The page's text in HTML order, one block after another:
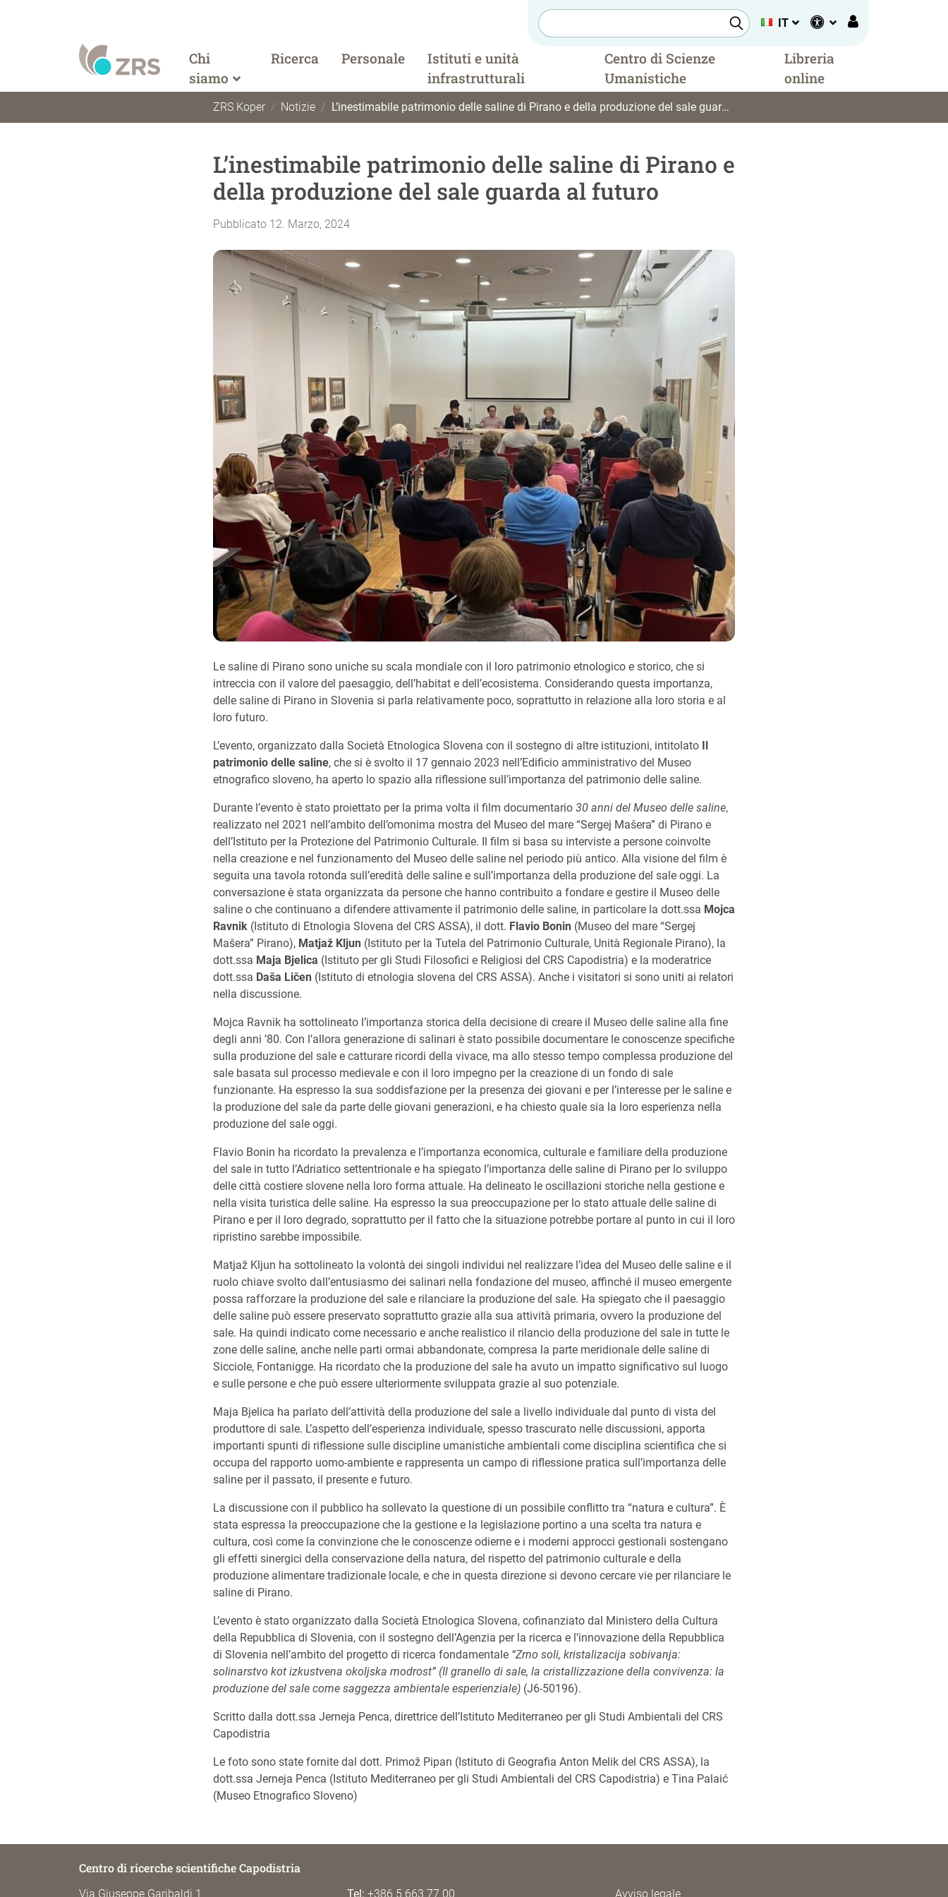
IT
Chi
siamo
Ricerca Personale
Istituti e unità
infrastrutturali
Centro di Scienze
Umanistiche
Libreria
online
ZRS Koper Notizie L’inestimabile patrimonio delle saline di Pirano e della produzione del sale guarda al futuro
L’inestimabile patrimonio delle saline di Pirano e
della produzione del sale guarda al futuro
Pubblicato 12. Marzo, 2024
Le saline di Pirano sono uniche su scala mondiale con il loro patrimonio etnologico e storico, che si
intreccia con il valore del paesaggio, dell’habitat e dell’ecosistema. Considerando questa importanza,
delle saline di Pirano in Slovenia si parla relativamente poco, soprattutto in relazione alla loro storia e al
loro futuro.
L’evento, organizzato dalla Società Etnologica Slovena con il sostegno di altre istituzioni, intitolato Il
patrimonio delle saline, che si è svolto il 17 gennaio 2023 nell’Edificio amministrativo del Museo
etnografico sloveno, ha aperto lo spazio alla riflessione sull’importanza del patrimonio delle saline.
Durante l’evento è stato proiettato per la prima volta il film documentario 30 anni del Museo delle saline,
realizzato nel 2021 nell’ambito dell’omonima mostra del Museo del mare “Sergej Mašera” di Pirano e
dell’Istituto per la Protezione del Patrimonio Culturale. Il film si basa su interviste a persone coinvolte
nella creazione e nel funzionamento del Museo delle saline nel periodo più antico. Alla visione del film è
seguita una tavola rotonda sull’eredità delle saline e sull’importanza della produzione del sale oggi. La
conversazione è stata organizzata da persone che hanno contribuito a fondare e gestire il Museo delle
saline o che continuano a difendere attivamente il patrimonio delle saline, in particolare la dott.ssa Mojca
Ravnik (Istituto di Etnologia Slovena del CRS ASSA), il dott. Flavio Bonin (Museo del mare “Sergej
Mašera” Pirano), Matjaž Kljun (Istituto per la Tutela del Patrimonio Culturale, Unità Regionale Pirano), la
dott.ssa Maja Bjelica (Istituto per gli Studi Filosofici e Religiosi del CRS Capodistria) e la moderatrice
dott.ssa Daša Ličen (Istituto di etnologia slovena del CRS ASSA). Anche i visitatori si sono uniti ai relatori
nella discussione.
Mojca Ravnik ha sottolineato l’importanza storica della decisione di creare il Museo delle saline alla fine
degli anni ’80. Con l’allora generazione di salinari è stato possibile documentare le conoscenze specifiche
sulla produzione del sale e catturare ricordi della vivace, ma allo stesso tempo complessa produzione del
sale basata sul processo medievale e con il loro impegno per la creazione di un fondo di sale
funzionante. Ha espresso la sua soddisfazione per la presenza dei giovani e per l’interesse per le saline e
la produzione del sale da parte delle giovani generazioni, e ha chiesto quale sia la loro esperienza nella
produzione del sale oggi.
Flavio Bonin ha ricordato la prevalenza e l’importanza economica, culturale e familiare della produzione
del sale in tutto l’Adriatico settentrionale e ha spiegato l’importanza delle saline di Pirano per lo sviluppo
delle città costiere slovene nella loro forma attuale. Ha delineato le oscillazioni storiche nella gestione e
nella visita turistica delle saline. Ha espresso la sua preoccupazione per lo stato attuale delle saline di
Pirano e per il loro degrado, soprattutto per il fatto che la situazione potrebbe portare al punto in cui il loro
ripristino sarebbe impossibile.
Matjaž Kljun ha sottolineato la volontà dei singoli individui nel realizzare l’idea del Museo delle saline e il
ruolo chiave svolto dall’entusiasmo dei salinari nella fondazione del museo, affinché il museo emergente
possa rafforzare la produzione del sale e rilanciare la produzione del sale. Ha spiegato che il paesaggio
delle saline può essere preservato soprattutto grazie alla sua attività primaria, ovvero la produzione del
sale. Ha quindi indicato come necessario e anche realistico il rilancio della produzione del sale in tutte le
zone delle saline, anche nelle parti ormai abbandonate, compresa la parte meridionale delle saline di
Sicciole, Fontanigge. Ha ricordato che la produzione del sale ha avuto un impatto significativo sul luogo
e sulle persone e che può essere ulteriormente sviluppata grazie al suo potenziale.
Maja Bjelica ha parlato dell’attività della produzione del sale a livello individuale dal punto di vista del
produttore di sale. L’aspetto dell’esperienza individuale, spesso trascurato nelle discussioni, apporta
importanti spunti di riflessione sulle discipline umanistiche ambientali come disciplina scientifica che si
occupa del rapporto uomo-ambiente e rappresenta un campo di riflessione pratica sull’importanza delle
saline per il passato, il presente e futuro.
La discussione con il pubblico ha sollevato la questione di un possibile conflitto tra “natura e cultura”. È
stata espressa la preoccupazione che la gestione e la legislazione portino a una scelta tra natura e
cultura, così come la convinzione che le conoscenze odierne e i moderni approcci gestionali sostengano
gli effetti sinergici della conservazione della natura, del rispetto del patrimonio culturale e della
produzione alimentare tradizionale locale, e che in questa direzione si devono cercare vie per rilanciare le
saline di Pirano.
L’evento è stato organizzato dalla Società Etnologica Slovena, cofinanziato dal Ministero della Cultura
della Repubblica di Slovenia, con il sostegno dell’Agenzia per la ricerca e l’innovazione della Repubblica
di Slovenia nell’ambito del progetto di ricerca fondamentale “Zrno soli, kristalizacija sobivanja:
solinarstvo kot izkustvena okoljska modrost” (Il granello di sale, la cristallizzazione della convivenza: la
produzione del sale come saggezza ambientale esperienziale) (J6-50196).
Scritto dalla dott.ssa Jerneja Penca, direttrice dell’Istituto Mediterraneo per gli Studi Ambientali del CRS
Capodistria
Le foto sono state fornite dal dott. Primož Pipan (Istituto di Geografia Anton Melik del CRS ASSA), la
dott.ssa Jerneja Penca (Istituto Mediterraneo per gli Studi Ambientali del CRS Capodistria) e Tina Palaić
(Museo Etnografico Sloveno)
Centro di ricerche scientifiche Capodistria
Via Giuseppe Garibaldi 1 Tel: +386 5 663 77 00 Avviso legale